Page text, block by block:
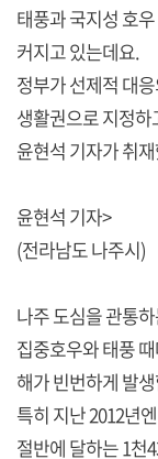
태풍과 국지성 호
커지고 있는데요.
정부가 선제적 대
생활권으로 지정
윤현석 기자가 취
윤현석 기자>
(전라남도 나주시)
나주 도심을 관통
집중호우와 태풍
해가 빈번하게 발
특히 지난 2012년
절반에 달하는 1천